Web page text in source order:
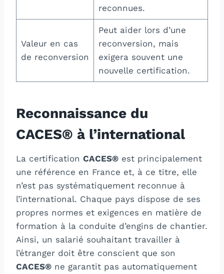
reconnues.
Valeur en cas
de reconversion
Peut aider lors d’une
reconversion, mais
exigera souvent une
nouvelle certification.
Reconnaissance du
CACES® à l’international
La certification CACES® est principalement
une référence en France et, à ce titre, elle
n’est pas systématiquement reconnue à
l’international. Chaque pays dispose de ses
propres normes et exigences en matière de
formation à la conduite d’engins de chantier.
Ainsi, un salarié souhaitant travailler à
l’étranger doit être conscient que son
CACES® ne garantit pas automatiquement